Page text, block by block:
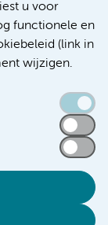
u voor
functionele en
(link in
wijzigen.